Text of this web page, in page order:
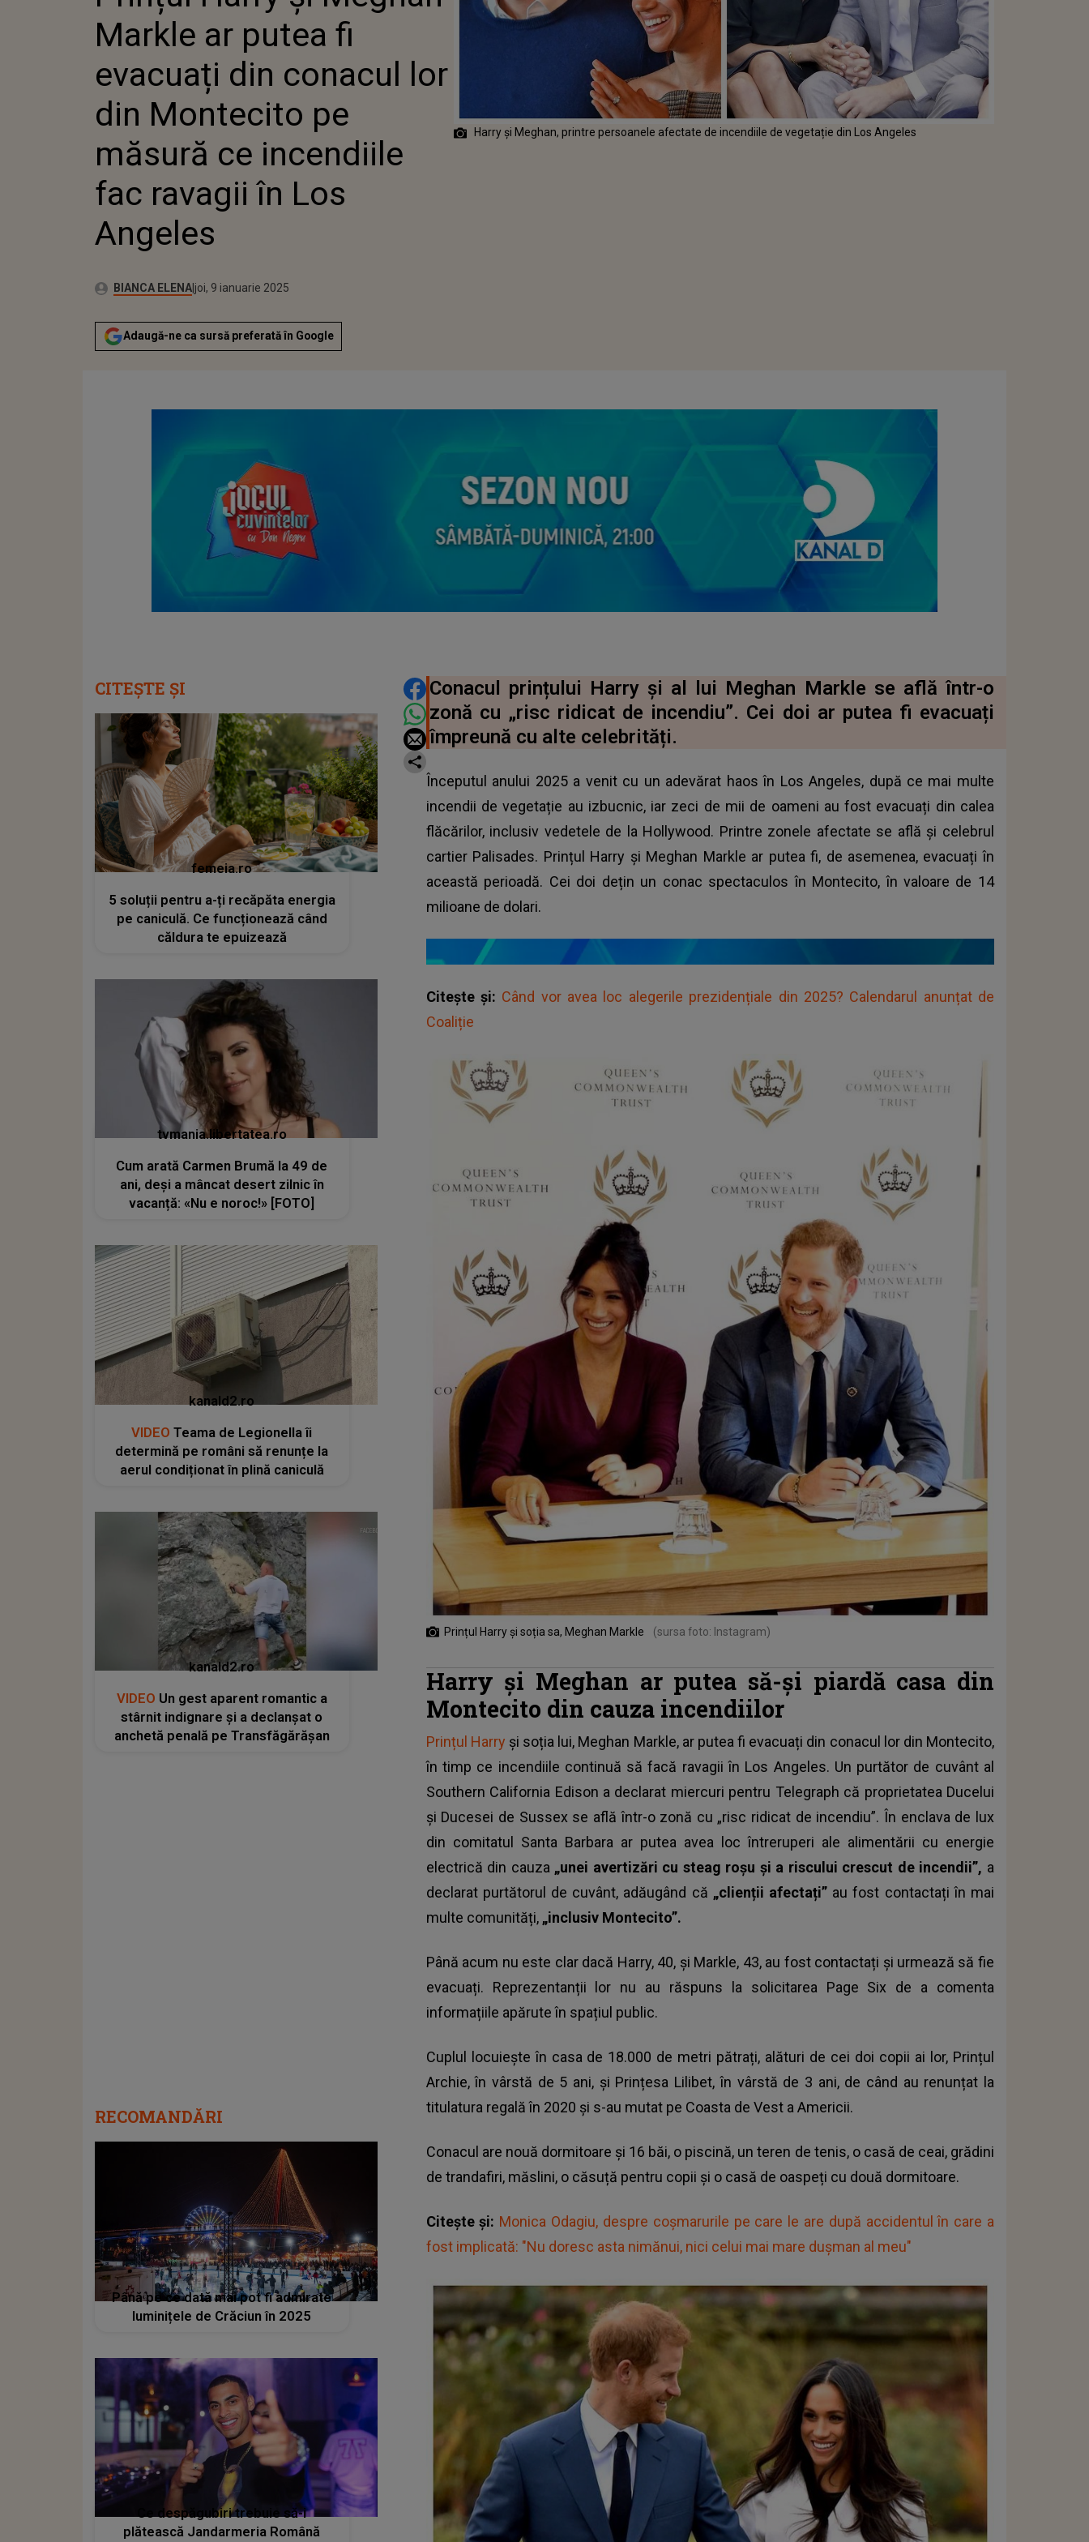
DIN CONACUL LOR DIN
MONTECITO PE
MĂSURĂ CE
INCENDIILE FAC
RAVAGII ÎN LOS
ANGELES
Markle ar putea fi
evacuați din conacul lor
din Montecito pe
măsură ce incendiile
fac ravagii în Los
Angeles
Autor:BIANCA ELENAPublicat:
joi, 9 ianuarie 2025
Actualizat:
joi, 9 ianuarie 2025
Adaugă-ne ca sursă preferată în Google
Harry și Meghan, printre persoanele afectate de incendiile de vegetație din Los Angeles
DISTRIBUIE ARTICOLUL
Conacul prințului Harry și al lui Meghan Markle se află într-o
zonă cu „risc ridicat de incendiu”. Cei doi ar putea fi evacuați
împreună cu alte celebrități.
Începutul anului 2025 a venit cu un adevărat haos în Los Angeles, după ce mai multe
incendii de vegetație au izbucnic, iar zeci de mii de oameni au fost evacuați din calea
flăcărilor, inclusiv vedetele de la Hollywood. Printre zonele afectate se află și celebrul
cartier Palisades. Prințul Harry și Meghan Markle ar putea fi, de asemenea, evacuați în
această perioadă. Cei doi dețin un conac spectaculos în Montecito, în valoare de 14
milioane de dolari.
Citește și: Când vor avea loc alegerile prezidențiale din 2025? Calendarul anunțat de
Coaliție
Prințul Harry și soția sa, Meghan Markle (sursa foto: Instagram)
Harry și Meghan ar putea să-și piardă casa din
Montecito din cauza incendiilor
Prințul Harry și soția lui, Meghan Markle, ar putea fi evacuați din conacul lor din Montecito,
în timp ce incendiile continuă să facă ravagii în Los Angeles. Un purtător de cuvânt al
Southern California Edison a declarat miercuri pentru Telegraph că proprietatea Ducelui
și Ducesei de Sussex se află într-o zonă cu „risc ridicat de incendiu”. În enclava de lux
din comitatul Santa Barbara ar putea avea loc întreruperi ale alimentării cu energie
electrică din cauza „unei avertizări cu steag roșu și a riscului crescut de incendii”, a
declarat purtătorul de cuvânt, adăugând că „clienții afectați” au fost contactați în mai
multe comunități, „inclusiv Montecito”.
Până acum nu este clar dacă Harry, 40, și Markle, 43, au fost contactați și urmează să fie
evacuați. Reprezentanții lor nu au răspuns la solicitarea Page Six de a comenta
informațiile apărute în spațiul public.
Cuplul locuiește în casa de 18.000 de metri pătrați, alături de cei doi copii ai lor, Prințul
Archie, în vârstă de 5 ani, și Prințesa Lilibet, în vârstă de 3 ani, de când au renunțat la
titulatura regală în 2020 și s-au mutat pe Coasta de Vest a Americii.
Conacul are nouă dormitoare și 16 băi, o piscină, un teren de tenis, o casă de ceai, grădini
de trandafiri, măslini, o căsuță pentru copii și o casă de oaspeți cu două dormitoare.
Citește și: Monica Odagiu, despre coșmarurile pe care le are după accidentul în care a
fost implicată: "Nu doresc asta nimănui, nici celui mai mare duşman al meu"
CITEȘTE ȘI
femeia.ro
5 soluții pentru a-ți recăpăta energia
pe caniculă. Ce funcționează când
căldura te epuizează
tvmania.libertatea.ro
Cum arată Carmen Brumă la 49 de
ani, deși a mâncat desert zilnic în
vacanță: «Nu e noroc!» [FOTO]
kanald2.ro
VIDEO Teama de Legionella îi
determină pe români să renunțe la
aerul condiționat în plină caniculă
kanald2.ro
VIDEO Un gest aparent romantic a
stârnit indignare și a declanșat o
anchetă penală pe Transfăgărășan
RECOMANDĂRI
Până pe ce dată mai pot fi admirate
luminițele de Crăciun în 2025
Ce despăgubiri trebuie să-i
plătească Jandarmeria Română